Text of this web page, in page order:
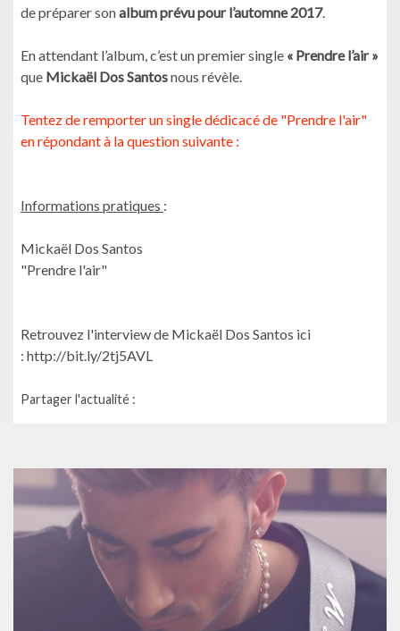
de préparer sonalbum prévu pour l’automne 2017.
En attendant l’album, c’est un premier single « Prendre l’air »
que Mickaël Dos Santosnous révèle.
Tentez de remporter un single dédicacé de "Prendre l'air"
en répondant à la question suivante :
Informations pratiques :
Mickaël Dos Santos
"Prendre l'air"
Retrouvez l'interview de Mickaël Dos Santos ici
: http://bit.ly/2tj5AVL
Partager l'actualité :